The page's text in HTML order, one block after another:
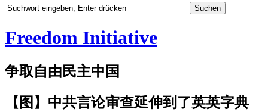
Freedom Initiative
争取自由民主中国
【图】中共言论审查延伸到了英英字典